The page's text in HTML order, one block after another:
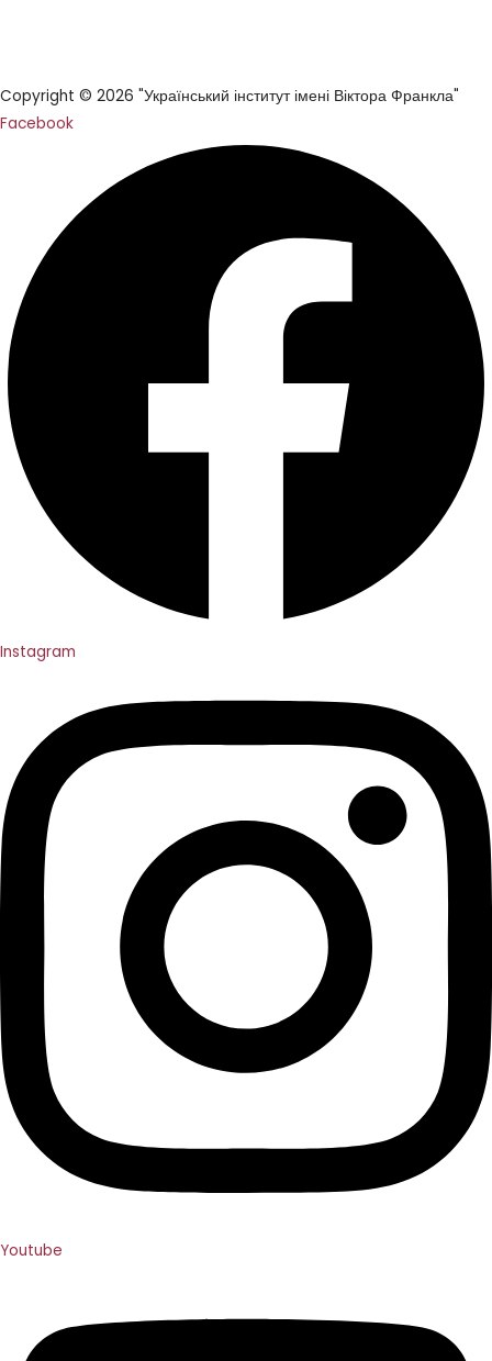
Copyright © 2026 "Український інститут імені Віктора Франкла"
Facebook
Instagram
Youtube